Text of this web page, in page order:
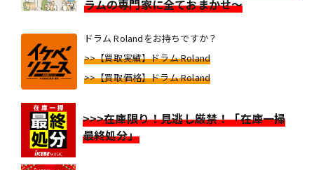
ラムの専門家に全ておまかせ～
ドラム Rolandをお持ちですか？
>>【買取実績】ドラム Roland
>>【買取価格】ドラム Roland
>>>在庫限り！見逃し厳禁！「在庫一掃
最終処分」